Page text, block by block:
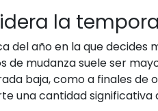
la
del año en la que decides
de mudanza suele ser
baja, como a finales de
una cantidad significativa